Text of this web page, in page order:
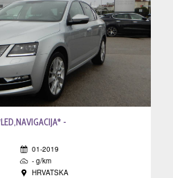
-
01-2019
- g/km
HRVATSKA